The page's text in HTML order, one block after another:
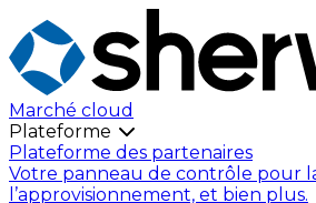
Marché cloud
Plateforme
Plateforme des partenaires
Votre panneau de contrôle pour
l’approvisionnement, et bien plus.